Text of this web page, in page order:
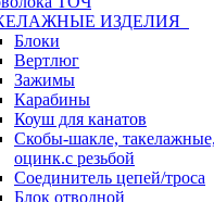
ИЗДЕЛИЯ
Блоки
Вертлюг
Зажимы
Карабины
Коуш для канатов
Скобы-шакле,
оцинк.с резьбой
Соединитель цепей/троса
Блок отводной